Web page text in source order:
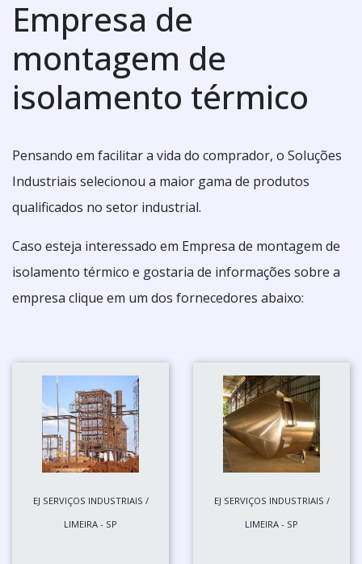
Empresa de
montagem de
isolamento térmico
Pensando em facilitar a vida do comprador, o Soluções
Industriais selecionou a maior gama de produtos
qualificados no setor industrial.
Caso esteja interessado em Empresa de montagem de
isolamento térmico e gostaria de informações sobre a
empresa clique em um dos fornecedores abaixo:
EJ SERVIÇOS INDUSTRIAIS /
LIMEIRA - SP
EJ SERVIÇOS INDUSTRIAIS /
LIMEIRA - SP